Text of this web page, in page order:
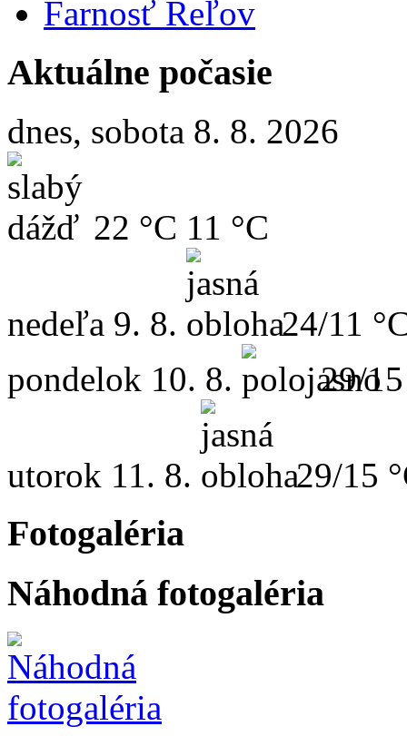
Farnosť Reľov
Aktuálne počasie
dnes, sobota 8. 8. 2026
22 °C 11 °C
nedeľa 9. 8.
24/11
pondelok 10. 8. 29/
utorok 11. 8. 29/15
Fotogaléria
Náhodná fotogaléria